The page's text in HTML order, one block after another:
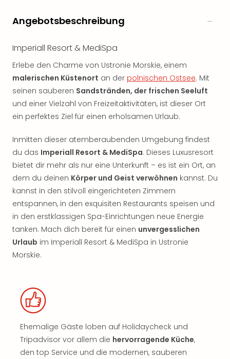
Angebotsbeschreibung
Imperiall Resort & MediSpa
Erlebe den Charme von Ustronie Morskie, einem
malerischen Küstenort an der polnischen Ostsee. Mit
seinen sauberen Sandstränden, der frischen Seeluft
und einer Vielzahl von Freizeitaktivitäten, ist dieser Ort
ein perfektes Ziel für einen erholsamen Urlaub.
Inmitten dieser atemberaubenden Umgebung findest
du das Imperiall Resort & MediSpa. Dieses Luxusresort
bietet dir mehr als nur eine Unterkunft – es ist ein Ort, an
dem du deinen Körper und Geist verwöhnen kannst. Du
kannst in den stilvoll eingerichteten Zimmern
entspannen, in den exquisiten Restaurants speisen und
in den erstklassigen Spa-Einrichtungen neue Energie
tanken. Mach dich bereit für einen unvergesslichen
Urlaub im Imperiall Resort & MediSpa in Ustronie
Morskie.
Ehemalige Gäste loben auf Holidaycheck und
Tripadvisor vor allem die hervorragende Küche,
den top Service und die modernen, sauberen